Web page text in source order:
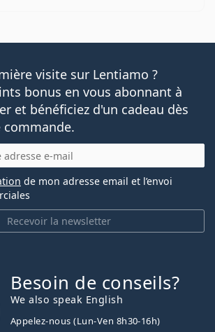
visite sur Lentiamo ?
bonus en vous abonnant à
et bénéficiez d'un cadeau dès
Recevoir la newsletter
de mon adresse email et l’envoi
Besoin de conseils?
We also speak English
Appelez-nous (Lun-Ven 8h30-16h)